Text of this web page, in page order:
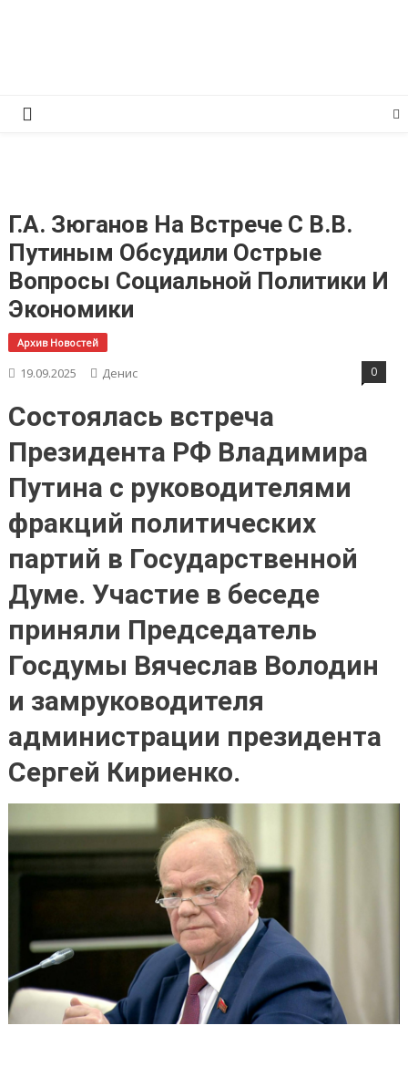
Г.А. Зюганов На Встрече С В.В.
Путиным Обсудили Острые
Вопросы Социальной Политики И
Экономики
Архив Новостей
19.09.2025 Денис 0
Состоялась встреча
Президента РФ Владимира
Путина с руководителями
фракций политических
партий в Государственной
Думе. Участие в беседе
приняли Председатель
Госдумы Вячеслав Володин
и замруководителя
администрации президента
Сергей Кириенко.